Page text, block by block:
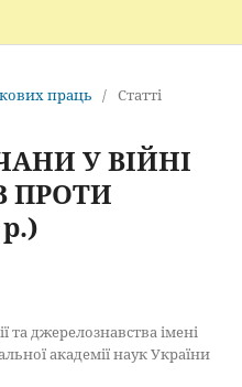
праць / Статті
У ВІЙНІ
ПРОТИ
та джерелознавства імені
академії наук України